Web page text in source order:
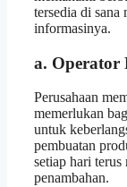
tersedia di sana
informasinya.
a. Operator
Perusahaan
memerlukan
untuk
pembuatan
setiap hari terus
penambahan.